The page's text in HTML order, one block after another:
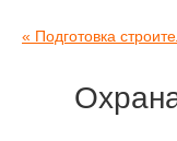
« Подготовка